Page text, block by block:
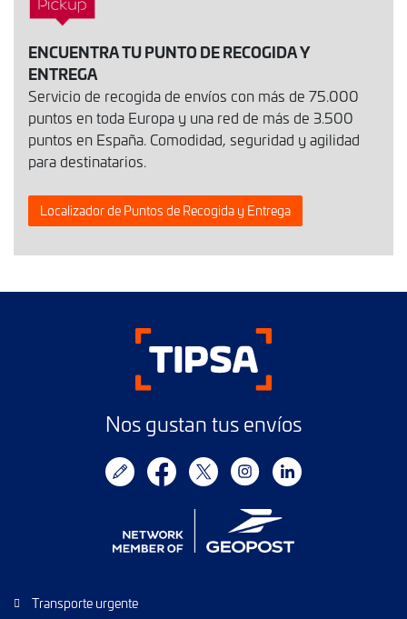
ENCUENTRA TU PUNTO DE RECOGIDA Y
ENTREGA
Servicio de recogida de envíos con más de 75.000
puntos en toda Europa y una red de más de 3.500
puntos en España. Comodidad, seguridad y agilidad
para destinatarios.
Localizador de Puntos de Recogida y Entrega
Nos gustan tus envíos
Transporte urgente